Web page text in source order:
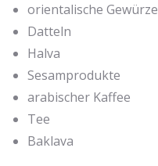
orientalische Gewürze
Datteln
Halva
Sesamprodukte
arabischer Kaffee
Tee
Baklava